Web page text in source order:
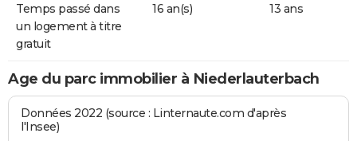
Temps passé dans
un logement à titre
gratuit
16 an(s) 13 ans
Age du parc immobilier à Niederlauterbach
Données 2022 (source : Linternaute.com d'après
l'Insee)